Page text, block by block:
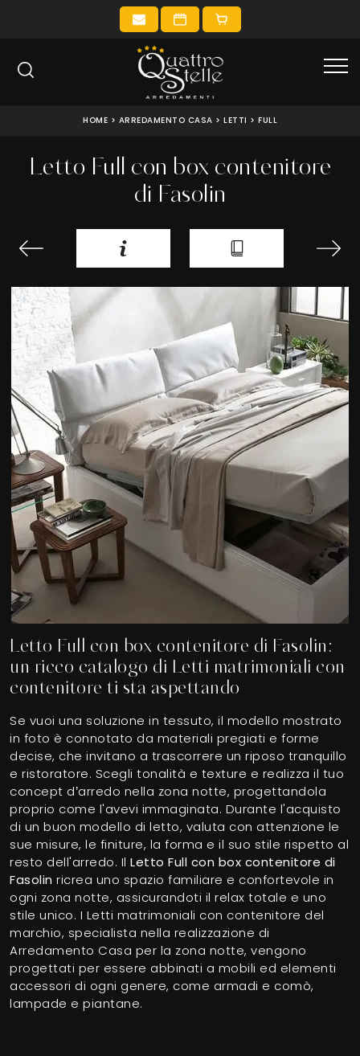
HOME > ARREDAMENTO CASA > LETTI > FULL
Letto Full con box contenitore
di Fasolin
Letto Full con box contenitore di Fasolin:
un ricco catalogo di Letti matrimoniali con
contenitore ti sta aspettando
Se vuoi una soluzione in tessuto, il modello mostrato
in foto è connotato da materiali pregiati e forme
decise, che invitano a trascorrere un riposo tranquillo
e ristoratore. Scegli tonalità e texture e realizza il tuo
concept d’arredo nella zona notte, progettandola
proprio come l'avevi immaginata. Durante l'acquisto
di un buon modello di letto, valuta con attenzione le
sue misure, le finiture, la forma e il suo stile rispetto al
resto dell'arredo. Il Letto Full con box contenitore di
Fasolin ricrea uno spazio familiare e confortevole in
ogni zona notte, assicurandoti il relax totale e uno
stile unico. I Letti matrimoniali con contenitore del
marchio, specialista nella realizzazione di
Arredamento Casa per la zona notte, vengono
progettati per essere abbinati a mobili ed elementi
accessori di ogni genere, come armadi e comò,
lampade e piantane.